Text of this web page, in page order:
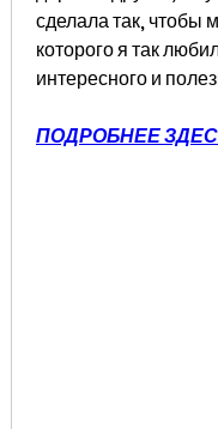
сделала так, чтобы
которого я так
интересного и
ПОДРОБНЕЕ